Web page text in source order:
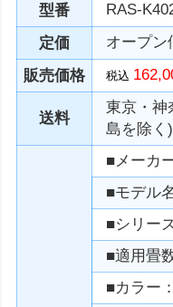
型番
RAS-
定価
オープン
販売価格
税込
送料
東京・神
島を除く)
■メーカ
■モデル
■シリー
■適用畳
■カラー